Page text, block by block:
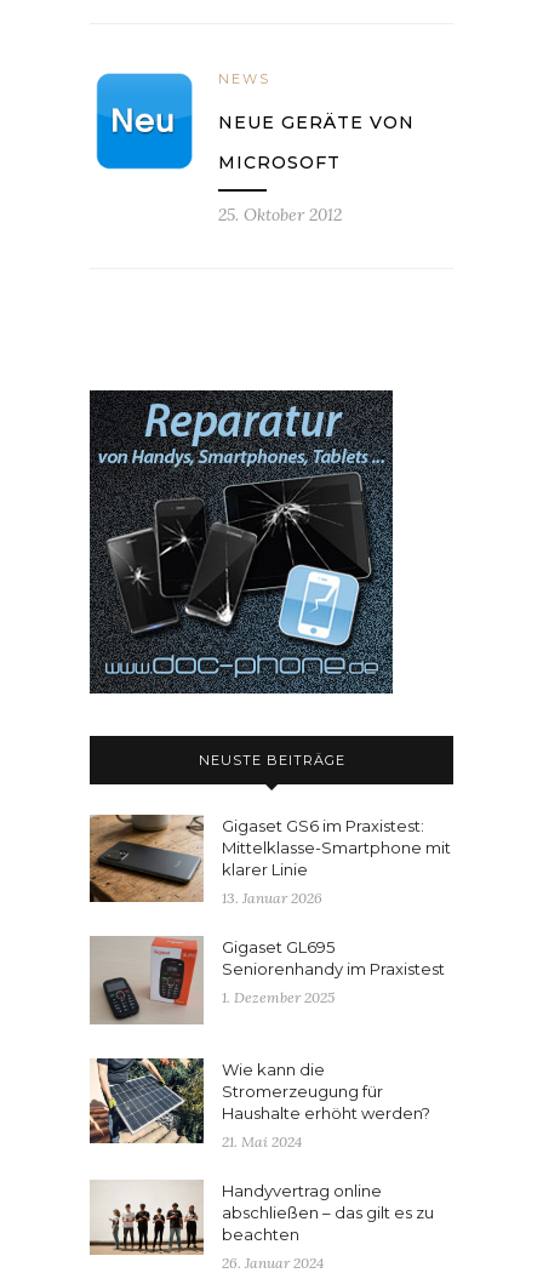
NEWS
NEUE GERÄTE VON
MICROSOFT
25. Oktober 2012
NEUSTE BEITRÄGE
Gigaset GS6 im Praxistest:
Mittelklasse-Smartphone mit
klarer Linie
13. Januar 2026
Gigaset GL695
Seniorenhandy im Praxistest
1. Dezember 2025
Wie kann die
Stromerzeugung für
Haushalte erhöht werden?
21. Mai 2024
Handyvertrag online
abschließen – das gilt es zu
beachten
26. Januar 2024